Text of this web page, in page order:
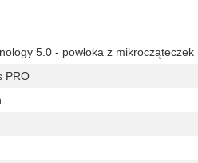
5.0 - powłoka z mikrocząteczek
PRO